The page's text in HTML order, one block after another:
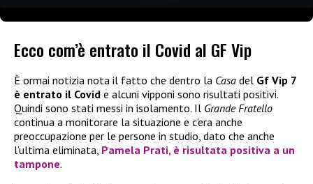
Ecco com’è entrato il Covid al GF Vip
È ormai notizia nota il fatto che dentro la Casa del Gf Vip 7
è entrato il Covid e alcuni vipponi sono risultati positivi.
Quindi sono stati messi in isolamento. Il Grande Fratello
continua a monitorare la situazione e c’era anche
preoccupazione per le persone in studio, dato che anche
l’ultima eliminata, Pamela Prati, è risultata positiva a un
tampone.